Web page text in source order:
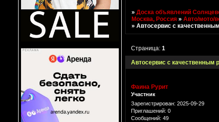
»Доска объявлений
Москва, Россия »Авто/мото/
»Автосервис с
Автосервис с качественным
Страница:1
Фаина Рурит
Участник
Зарегистрирован: 2025-09-29
Приглашений: 0
Сообщений: 49